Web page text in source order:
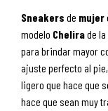
Sneakers de mujer
modelo Chelirade
para brindar mayor
ajuste perfecto al
ligero que hace que
hace que sean muy